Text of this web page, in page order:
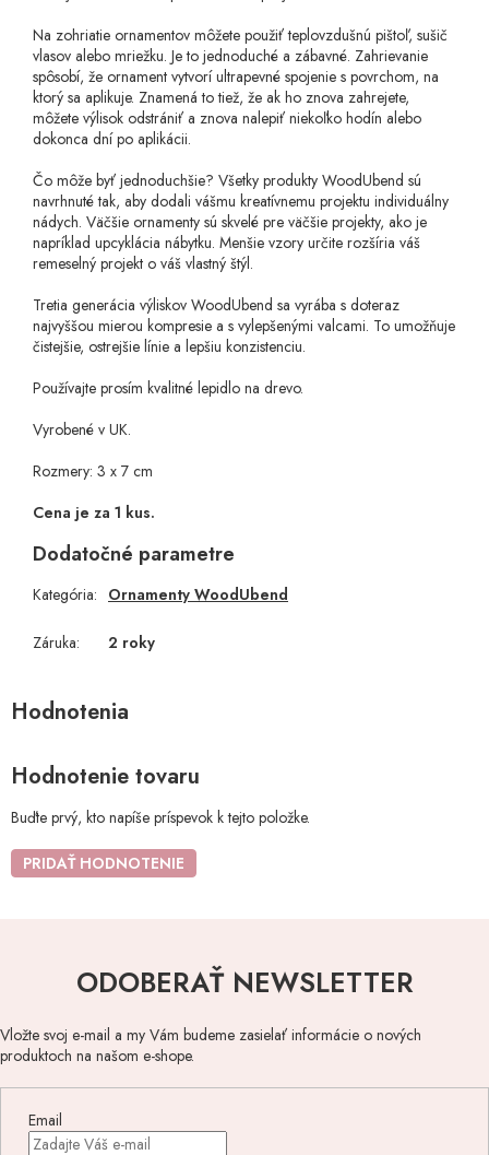
Na zohriatie ornamentov môžete použiť teplovzdušnú pištoľ, sušič
vlasov alebo mriežku. Je to jednoduché a zábavné. Zahrievanie
spôsobí, že ornament vytvorí ultrapevné spojenie s povrchom, na
ktorý sa aplikuje. Znamená to tiež, že ak ho znova zahrejete,
môžete výlisok odstrániť a znova nalepiť niekoľko hodín alebo
dokonca dní po aplikácii.
Čo môže byť jednoduchšie? Všetky produkty WoodUbend sú
navrhnuté tak, aby dodali vášmu kreatívnemu projektu individuálny
nádych. Väčšie ornamenty sú skvelé pre väčšie projekty, ako je
napríklad upcyklácia nábytku. Menšie vzory určite rozšíria váš
remeselný projekt o váš vlastný štýl.
Tretia generácia výliskov WoodUbend sa vyrába s doteraz
najvyššou mierou kompresie a s vylepšenými valcami. To umožňuje
čistejšie, ostrejšie línie a lepšiu konzistenciu.
Používajte prosím kvalitné lepidlo na drevo.
Vyrobené v UK.
Rozmery: 3 x 7 cm
Cena je za 1 kus.
Dodatočné parametre
Kategória: Ornamenty WoodUbend
Záruka: 2 roky
Hodnotenie tovaru
Buďte prvý, kto napíše príspevok k tejto položke.
PRIDAŤ HODNOTENIE
ODOBERAŤ NEWSLETTER
Vložte svoj e-mail a my Vám budeme zasielať informácie o nových
produktoch na našom e-shope.
Email